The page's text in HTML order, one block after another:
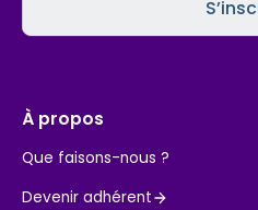
À propos
Que faisons-nous ?
Devenir adhérent